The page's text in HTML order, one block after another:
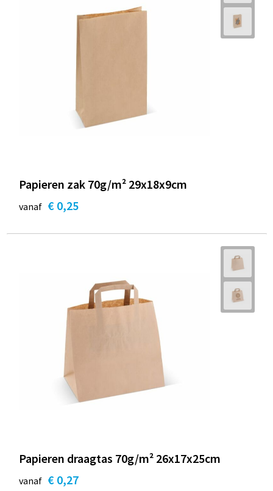
Papieren zak 70g/m² 29x18x9cm
vanaf € 0,25
Papieren draagtas 70g/m² 26x17x25cm
vanaf € 0,27